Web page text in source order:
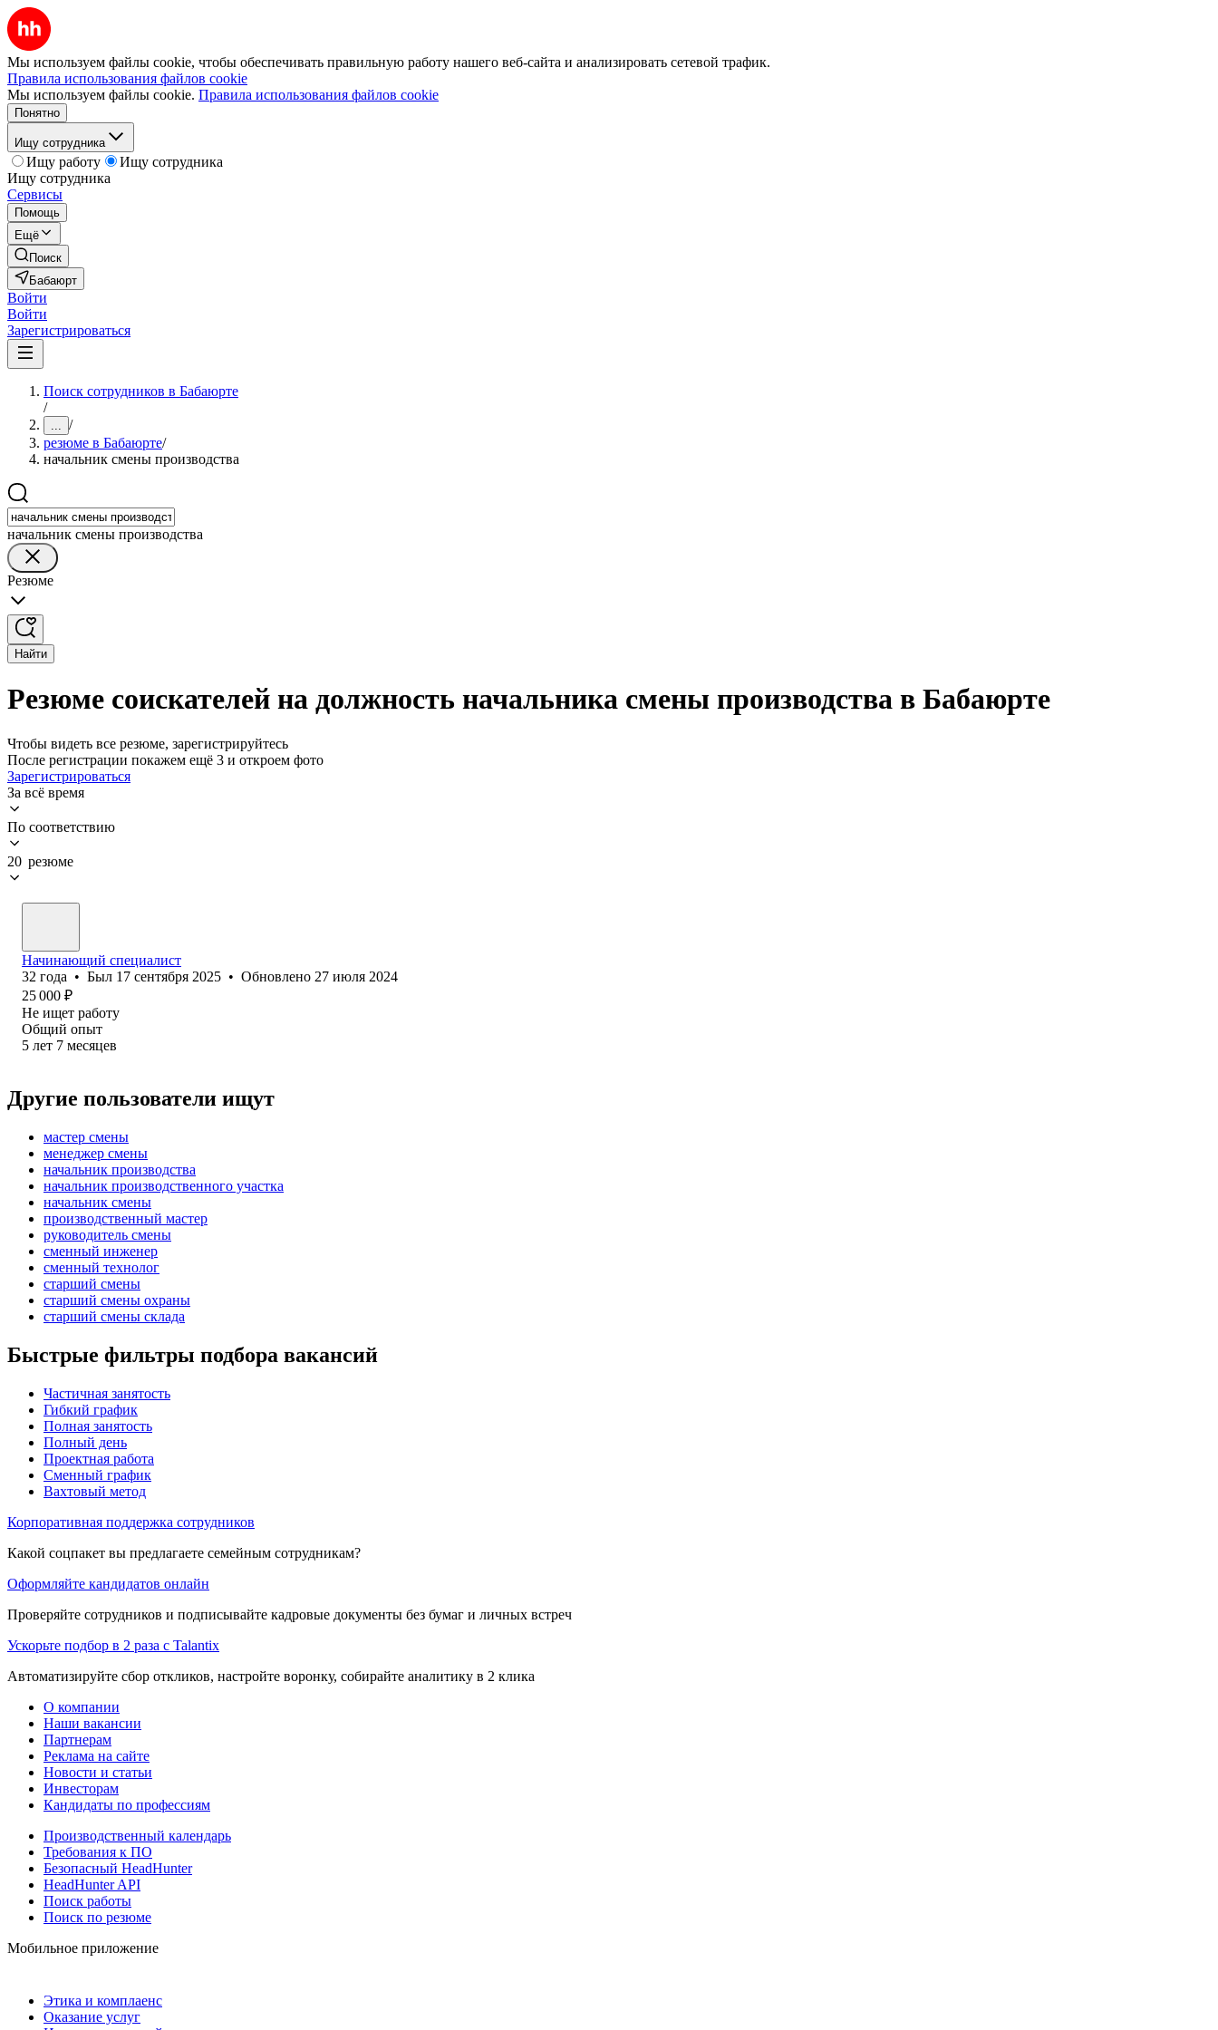
Мы используем файлы cookie, чтобы обеспечивать правильную работу нашего веб-сайта и анализировать сетевой трафик.
Правила использования файлов cookie
Мы используем файлы cookie. Правила использования файлов cookie
Понятно
Ищу сотрудника
Ищу работу
Ищу сотрудника
Ищу сотрудника
Сервисы
Помощь
Ещё
Поиск
Бабаюрт
Войти
Войти
Зарегистрироваться
Поиск сотрудников в Бабаюрте
/
... /
резюме в Бабаюрте/
начальник смены производства
начальник смены производства
Резюме
Найти
Резюме соискателей на должность начальника смены производства в Бабаюрте
Чтобы видеть все резюме, зарегистрируйтесь
После регистрации покажем ещё 3 и откроем фото
Зарегистрироваться
За всё время
По соответствию
20 резюме
Начинающий специалист
32 года • Был 17 сентября 2025 • Обновлено 27 июля 2024
25 000 ₽
Не ищет работу
Общий опыт
5 лет 7 месяцев
Другие пользователи ищут
мастер смены
менеджер смены
начальник производства
начальник производственного участка
начальник смены
производственный мастер
руководитель смены
сменный инженер
сменный технолог
старший смены
старший смены охраны
старший смены склада
Быстрые фильтры подбора вакансий
Частичная занятость
Гибкий график
Полная занятость
Полный день
Проектная работа
Сменный график
Вахтовый метод
Корпоративная поддержка сотрудников
Какой соцпакет вы предлагаете семейным сотрудникам?
Оформляйте кандидатов онлайн
Проверяйте сотрудников и подписывайте кадровые документы без бумаг и личных встреч
Ускорьте подбор в 2 раза с Talantix
Автоматизируйте сбор откликов, настройте воронку, собирайте аналитику в 2 клика
О компании
Наши вакансии
Партнерам
Реклама на сайте
Новости и статьи
Инвесторам
Кандидаты по профессиям
Производственный календарь
Требования к ПО
Безопасный HeadHunter
HeadHunter API
Поиск работы
Поиск по резюме
Мобильное приложение
Этика и комплаенс
Оказание услуг